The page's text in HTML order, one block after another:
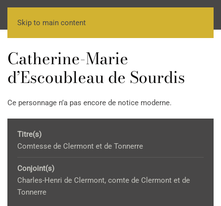
Skip to main content
Catherine-Marie
d’Escoubleau de Sourdis
Ce personnage n’a pas encore de notice moderne.
Titre(s)
Comtesse de Clermont et de Tonnerre
Conjoint(s)
Charles-Henri de Clermont, comte de Clermont et de
Tonnerre